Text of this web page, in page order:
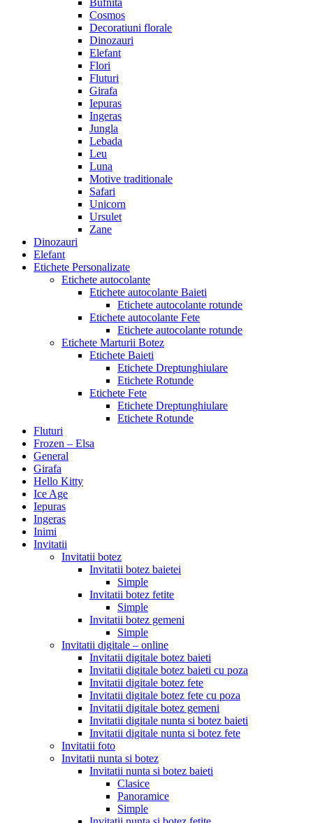
Bufnita
Cosmos
Decoratiuni florale
Dinozauri
Elefant
Flori
Fluturi
Girafa
Iepuras
Ingeras
Jungla
Lebada
Leu
Luna
Motive traditionale
Safari
Unicorn
Ursulet
Zane
Dinozauri
Elefant
Etichete Personalizate
Etichete autocolante
Etichete autocolante Baieti
Etichete autocolante rotunde
Etichete autocolante Fete
Etichete autocolante rotunde
Etichete Marturii Botez
Etichete Baieti
Etichete Dreptunghiulare
Etichete Rotunde
Etichete Fete
Etichete Dreptunghiulare
Etichete Rotunde
Fluturi
Frozen – Elsa
General
Girafa
Hello Kitty
Ice Age
Iepuras
Ingeras
Inimi
Invitatii
Invitatii botez
Invitatii botez baietei
Simple
Invitatii botez fetite
Simple
Invitatii botez gemeni
Simple
Invitatii digitale – online
Invitatii digitale botez baieti
Invitatii digitale botez baieti cu poza
Invitatii digitale botez fete
Invitatii digitale botez fete cu poza
Invitatii digitale botez gemeni
Invitatii digitale nunta si botez baieti
Invitatii digitale nunta si botez fete
Invitatii foto
Invitatii nunta si botez
Invitatii nunta si botez baieti
Clasice
Panoramice
Simple